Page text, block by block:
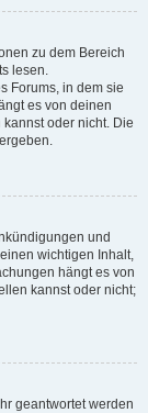
zu dem Bereich
lesen.
Forums, in dem sie
es von deinen
oder nicht. Die
und
wichtigen Inhalt,
hängt es von
kannst oder nicht;
geantwortet werden